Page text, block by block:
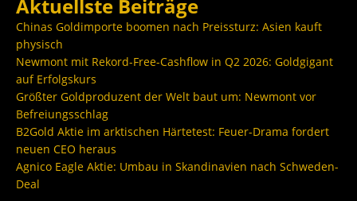
Aktuellste Beiträge
Chinas Goldimporte boomen nach Preissturz: Asien kauft
physisch
Newmont mit Rekord-Free-Cashflow in Q2 2026: Goldgigant
auf Erfolgskurs
Größter Goldproduzent der Welt baut um: Newmont vor
Befreiungsschlag
B2Gold Aktie im arktischen Härtetest: Feuer-Drama fordert
neuen CEO heraus
Agnico Eagle Aktie: Umbau in Skandinavien nach Schweden-
Deal